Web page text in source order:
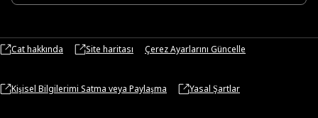
Cat hakkında Site haritası Çerez Ayarlarını Güncelle
Kişisel Bilgilerimi Satma veya Paylaşma Yasal Şartlar